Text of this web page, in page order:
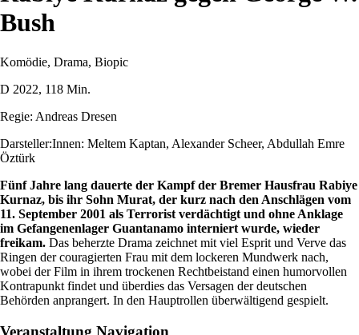
Bush
Komödie, Drama, Biopic
D 2022, 118 Min.
Regie: Andreas Dresen
Darsteller:Innen: Meltem Kaptan, Alexander Scheer, Abdullah Emre
Öztürk
Fünf Jahre lang dauerte der Kampf der Bremer Hausfrau Rabiye
Kurnaz, bis ihr Sohn Murat, der kurz nach den Anschlägen vom
11. September 2001 als Terrorist verdächtigt und ohne Anklage
im Gefangenenlager Guantanamo interniert wurde, wieder
freikam. Das beherzte Drama zeichnet mit viel Esprit und Verve das
Ringen dercouragierten Frau mit dem lockeren Mundwerk nach,
wobei der Film in ihrem trockenen Rechtbeistand einen humorvollen
Kontrapunkt findet und überdies das Versagen der deutschen
Behörden anprangert. In den Hauptrollen überwältigend gespielt.
Veranstaltung Navigation